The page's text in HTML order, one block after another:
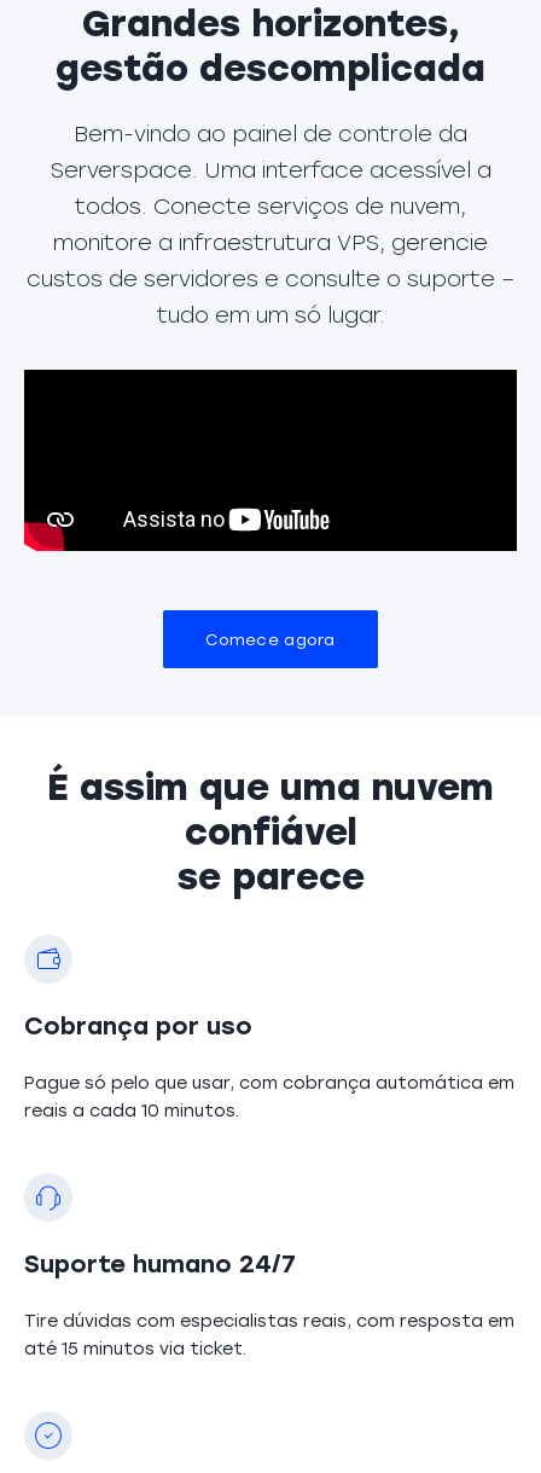
Grandes horizontes,
gestão descomplicada
Bem-vindo ao painel de controle da
Serverspace. Uma interface acessível a
todos. Conecte serviços de nuvem,
monitore a infraestrutura VPS, gerencie
custos de servidores e consulte o suporte –
tudo em um só lugar.
Comece agora
É assim que uma nuvem
confiável
se parece
Cobrança por uso
Pague só pelo que usar, com cobrança automática em
reais a cada 10 minutos.
Suporte humano 24/7
Tire dúvidas com especialistas reais, com resposta em
até 15 minutos via ticket.